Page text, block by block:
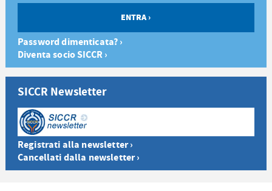
Password dimenticata? ›
Diventa socio SICCR ›
SICCR Newsletter
Registrati alla newsletter ›
Cancellati dalla newsletter ›